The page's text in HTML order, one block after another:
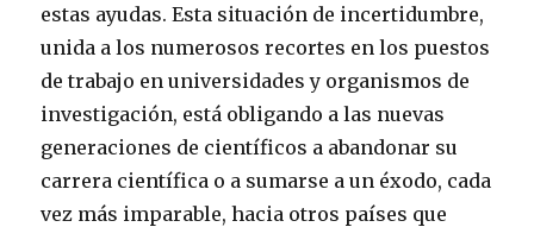
estas ayudas. Esta situación de incertidumbre,
unida a los numerosos recortes en los puestos
de trabajo en universidades y organismos de
investigación, está obligando a las nuevas
generaciones de científicos a abandonar su
carrera científica o a sumarse a un éxodo, cada
vez más imparable, hacia otros países que